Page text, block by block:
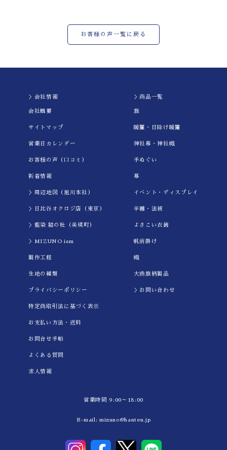
お客様の声一覧に戻る
＞会社情報
会社概要
サイトマップ
営業日カレンダー
お客様の声（口コミ）
新着情報
＞周辺地図（旭川本社）
＞日比谷オクロジ店（東京）
＞藍染 結の杜（美瑛町）
＞MIZUNO ism
製作工程
生地の種類
プライバシーポリシー
特定商取引法に基づく表示
お支払い方法・送料
お問合せ手順
よくある質問
求人情報
＞商品一覧
旗
暖簾・日除け暖簾
神社幕・神社幟
手ぬぐい
幕
イべント・ディスプレイ
半纏・法被
よさこい衣装
帆前掛け
幟
大漁旗柄製品
＞お問い合わせ
営業時間 9:00～18:00
E-mail: mizuno@hanten.jp